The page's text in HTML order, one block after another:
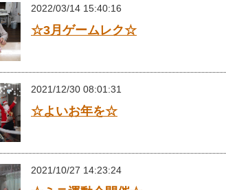
2022/03/14 15:40:16
☆3月ゲームレク☆
2021/12/30 08:01:31
☆よいお年を☆
2021/10/27 14:23:24